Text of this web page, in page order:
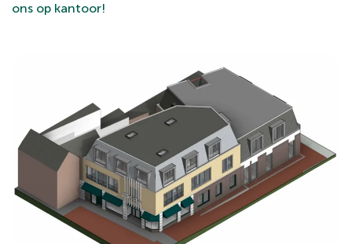
ons op kantoor!